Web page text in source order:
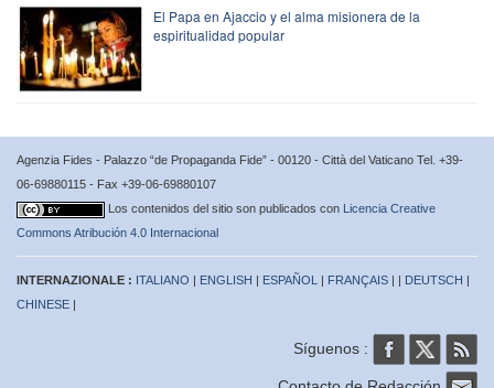
El Papa en Ajaccio y el alma misionera de la
espiritualidad popular
Agenzia Fides - Palazzo “de Propaganda Fide” - 00120 - Città del Vaticano Tel. +39-
06-69880115 - Fax +39-06-69880107
Los contenidos del sitio son publicados con Licencia Creative
Commons Atribución 4.0 Internacional
INTERNAZIONALE : ITALIANO | ENGLISH | ESPAÑOL | FRANÇAIS | | DEUTSCH |
CHINESE |
Síguenos :